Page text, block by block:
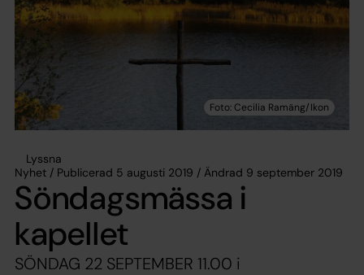
Lyssna
Nyhet / Publicerad 5 augusti 2019 / Ändrad 9 september 2019
Söndagsmässa i
kapellet
SÖNDAG 22 SEPTEMBER 11.00 i